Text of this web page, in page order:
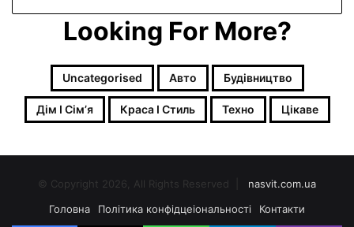
е
о
Looking For More?
Uncategorised Авто Будівництво
Дім І Сімʼя Краса І Стиль Техно Цікаве
© Copyright 2026, All Rights Reserved |
nasvit.com.ua
Головна
Політика конфідцеіональності Контакти